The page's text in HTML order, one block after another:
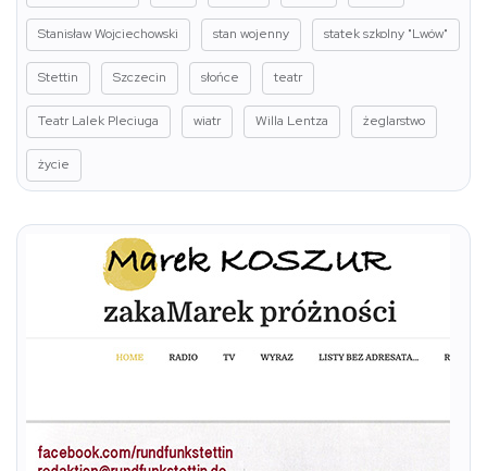
Stanisław Wojciechowski stan wojenny statek szkolny "Lwów"
Stettin Szczecin słońce teatr
Teatr Lalek Pleciuga wiatr Willa Lentza żeglarstwo
życie